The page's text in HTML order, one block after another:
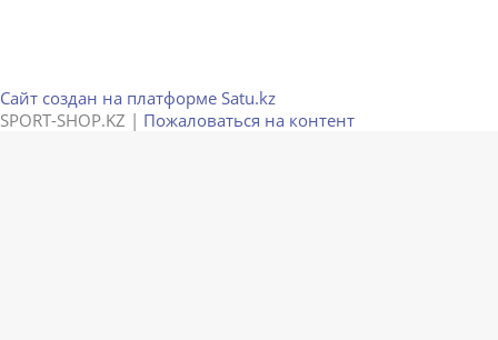
Сайт создан на платформе Satu.kz
SPORT-SHOP.KZ | Пожаловаться на контент